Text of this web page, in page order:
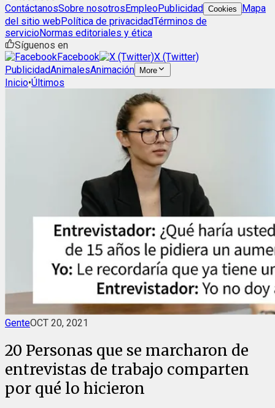
ContáctanosSobre nosotrosEmpleoPublicidad Cookies
Mapa
del sitio webPolítica de privacidadTérminos de
servicioNormas editoriales y ética
Síguenos en
Facebook
X (Twitter)
PublicidadAnimalesAnimación More
Inicio•Últimos
GenteOCT 20, 2021
20 Personas que se marcharon de
entrevistas de trabajo comparten
por qué lo hicieron